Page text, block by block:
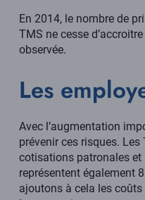
En 2014, le nombre de
TMS ne cesse
observée.
Les
Avec l’augmentation
prévenir ces risques.
cotisations patronales et
représentent également
ajoutons à cela les coûts